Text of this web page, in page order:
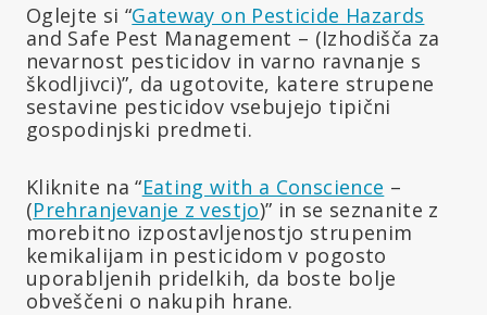
Oglejte si “Gateway on Pesticide Hazards
and Safe Pest Management – (Izhodišča za
nevarnost pesticidov in varno ravnanje s
škodljivci)”, da ugotovite, katere strupene
sestavine pesticidov vsebujejo tipični
gospodinjski predmeti.
Kliknite na “Eating with a Conscience –
(Prehranjevanje z vestjo)” in se seznanite z
morebitno izpostavljenostjo strupenim
kemikalijam in pesticidom v pogosto
uporabljenih pridelkih, da boste bolje
obveščeni o nakupih hrane.